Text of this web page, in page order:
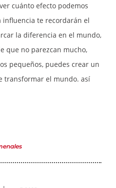
cuánto efecto podemos
influencia te recordarán el
la diferencia en el mundo,
que no parezcan mucho,
pequeños, puedes crear un
transformar el mundo. así